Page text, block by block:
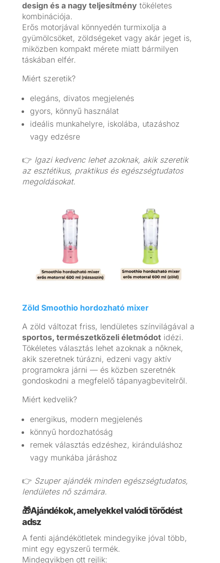
design és a nagy teljesítménytökéletes
kombinációja.
Erős motorjával könnyedén turmixolja a
gyümölcsöket, zöldségeket vagy akár jeget is,
miközben kompakt mérete miatt bármilyen
táskában elfér.
Miért szeretik?
elegáns, divatos megjelenés
gyors, könnyű használat
ideális munkahelyre, iskolába, utazáshoz
vagy edzésre
👉 Igazi kedvenc lehet azoknak, akik szeretik
az esztétikus, praktikus és egészségtudatos
megoldásokat.
Zöld Smoothio hordozható mixer
A zöld változat friss, lendületes színvilágával a
sportos, természetközeli életmódotidézi.
Tökéletes választás lehet azoknak a nőknek,
akik szeretnek túrázni, edzeni vagy aktív
programokra járni — és közben szeretnék
gondoskodni a megfelelő tápanyagbevitelről.
Miért kedvelik?
energikus, modern megjelenés
könnyű hordozhatóság
remek választás edzéshez, kiránduláshoz
vagy munkába járáshoz
👉 Szuper ajándék minden egészségtudatos,
lendületes nő számára.
🎁Ajándékok, amelyekkel valódi törődést
adsz
A fenti ajándékötletek mindegyike jóval több,
mint egy egyszerű termék.
Mindegyikben ott rejlik: